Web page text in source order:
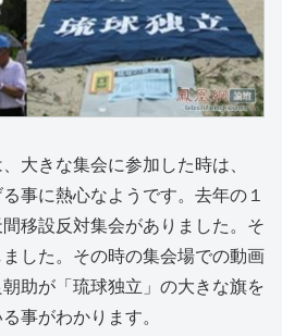
大きな集会に参加した時は、
事に熱心なようです。去年の１
移設反対集会がありました。そ
した。その時の集会場での動画
助が「琉球独立」の大きな旗を
事がわかります。